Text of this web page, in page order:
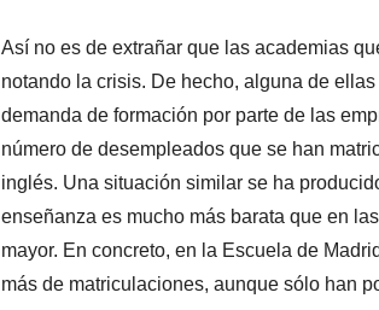
Así no es de extrañar que las academias
notando la crisis. De hecho, alguna de
demanda de formación por parte de las
número de desempleados que se han
inglés. Una situación similar se ha
enseñanza es mucho más barata que en
mayor. En concreto, en la Escuela de
más de matriculaciones, aunque sólo han